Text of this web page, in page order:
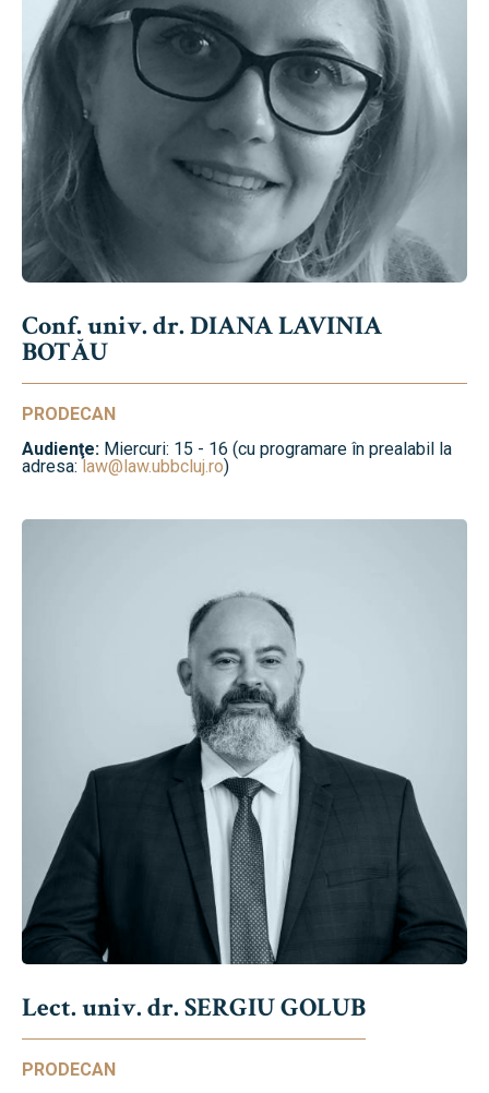
Conf. univ. dr. DIANA LAVINIA
BOTĂU
PRODECAN
Audienţe: Miercuri: 15 - 16 (cu programare în prealabil la
adresa: law@law.ubbcluj.ro)
Lect. univ. dr. SERGIU GOLUB
PRODECAN